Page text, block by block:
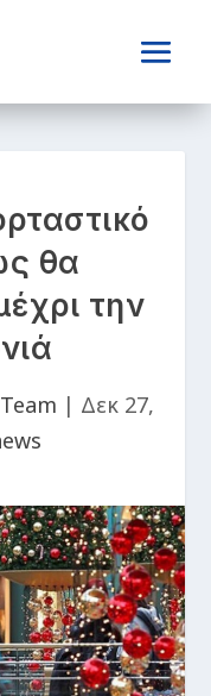
θα
την
| Δεκ 27,